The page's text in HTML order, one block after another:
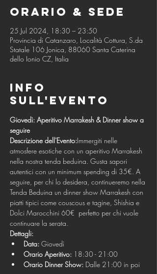
Orario & Sede
25 Jul 2024, 18:30 – 23:50
Provincia di Catanzaro, Località Cottura, S.da
Statale 106 Jonica, 88060 Santa Caterina
dello Ionio CZ, Italia
Info
sull'evento
Giovedì: Aperitivo Marrakesh & Dinner show a
seguire
Descrizione dell'Evento:Immergiti nelle
atmosfere esotiche con un aperitivo Marrakesh
nella nostra tenda beduina. Gusta sapori
autentici con un minimum spending di 35€. A
seguire, per chi lo desidera, continueremo nella
Tenda Beduina un dinner show Marrakesh con
piatti tipici come couscous e tagine, Shishia e
Dolci Marocchini 60€  perfetto per chi vuole
continuare la serata.
Dettagli:
Data: Giovedì
Orario Aperitivo: 18:30 - 21:00
Orario Dinner Show: Dalle 21:00 in poi